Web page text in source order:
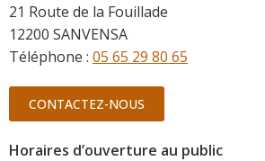
21 Route de la Fouillade
12200 SANVENSA
Téléphone : 05 65 29 80 65
CONTACTEZ-NOUS
Horaires d’ouverture au public